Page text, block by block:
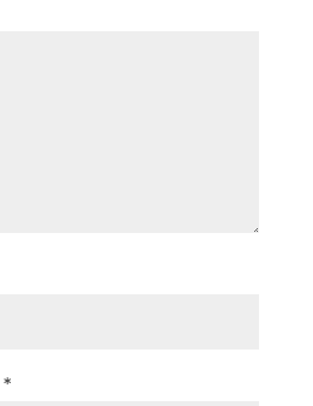
*